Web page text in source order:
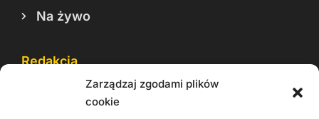
Zarządzaj zgodami plików
cookie
Na żywo
Redakcja
Reklama